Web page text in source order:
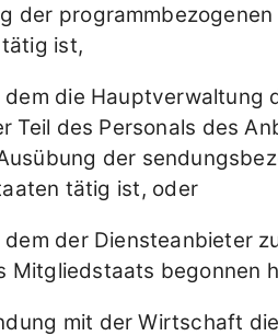
der
ist,
die Hauptverwaltung
Teil des Personals des
der
tätig ist, oder
der Diensteanbieter
Mitgliedstaats begonnen
mit der Wirtschaft